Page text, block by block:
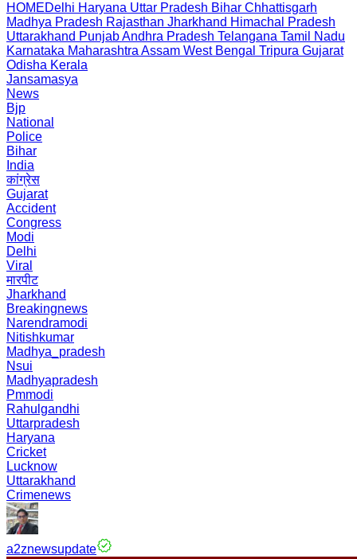
HOMEDelhi Haryana Uttar Pradesh Bihar Chhattisgarh
Madhya Pradesh Rajasthan Jharkhand Himachal Pradesh
Uttarakhand PunjabAndhra Pradesh Telangana Tamil Nadu
Karnataka Maharashtra Assam West Bengal Tripura Gujarat
Odisha Kerala
Jansamasya
News
Bjp
National
Police
Bihar
India
कांग्रेस
Gujarat
Accident
Congress
Modi
Delhi
Viral
मारपीट
Jharkhand
Breakingnews
Narendramodi
Nitishkumar
Madhya_pradesh
Nsui
Madhyapradesh
Pmmodi
Rahulgandhi
Uttarpradesh
Haryana
Cricket
Lucknow
Uttarakhand
Crimenews
a2znewsupdate